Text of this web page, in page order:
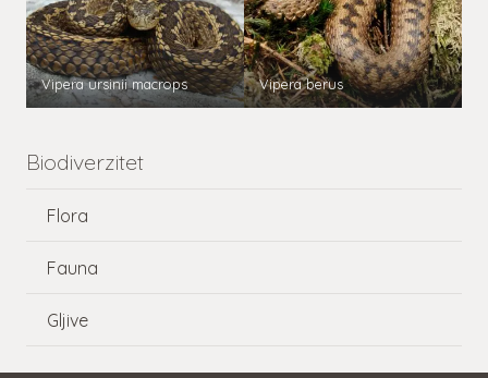
Vipera ursinii macrops Vipera berus
Biodiverzitet
Flora
Fauna
Gljive